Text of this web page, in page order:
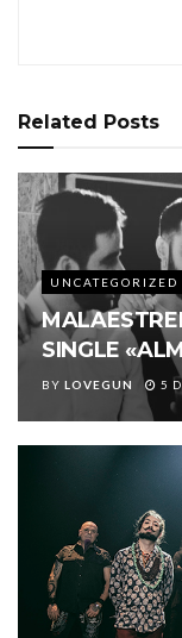
Related Posts
UNCATEGORIZED
SINGLE
BY LOVEGUN 5